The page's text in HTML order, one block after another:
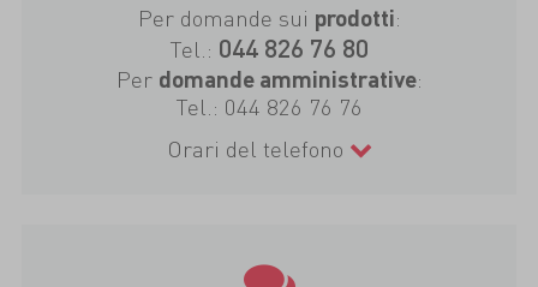
Per domande sui prodotti:
Tel.: 044 826 76 80
Per domande amministrative:
Tel.: 044 826 76 76
Orari del telefono